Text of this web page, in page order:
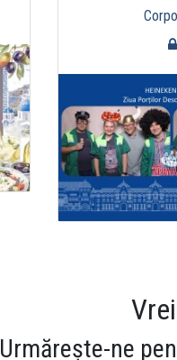
Urmărește-ne